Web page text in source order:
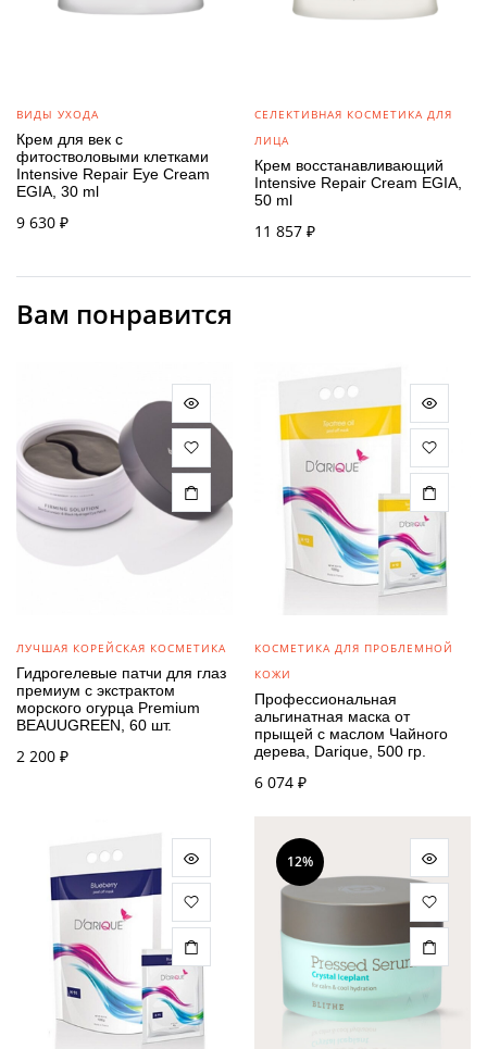
ВИДЫ УХОДА
Крем для век с
фитостволовыми клетками
Intensive Repair Eye Cream
EGIA, 30 ml
9 630 ₽
СЕЛЕКТИВНАЯ КОСМЕТИКА ДЛЯ
ЛИЦА
Крем восстанавливающий
Intensive Repair Cream EGIA,
50 ml
11 857 ₽
Вам понравится
ЛУЧШАЯ КОРЕЙСКАЯ КОСМЕТИКА
Гидрогелевые патчи для глаз
премиум с экстрактом
морского огурца Premium
BEAUUGREEN, 60 шт.
2 200 ₽
КОСМЕТИКА ДЛЯ ПРОБЛЕМНОЙ
КОЖИ
Профессиональная
альгинатная маска от
прыщей с маслом Чайного
дерева, Darique, 500 гр.
6 074 ₽
12%